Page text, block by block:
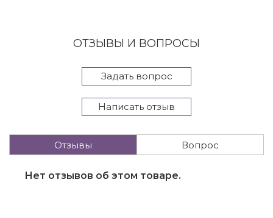
ОТЗЫВЫ И ВОПРОСЫ
Задать вопрос
Написать отзыв
Отзывы Вопрос
Нет отзывов об этом товаре.